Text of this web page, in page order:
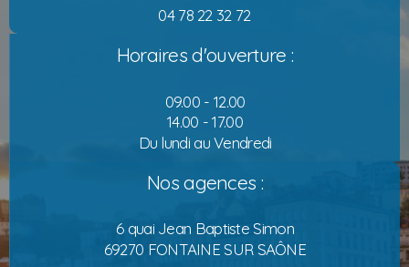
04 78 22 32 72
Horaires d'ouverture :
09.00 - 12.00
14.00 - 17.00
Du lundi au Vendredi
Nos agences :
6 quai Jean Baptiste Simon
69270 FONTAINE SUR SAÔNE